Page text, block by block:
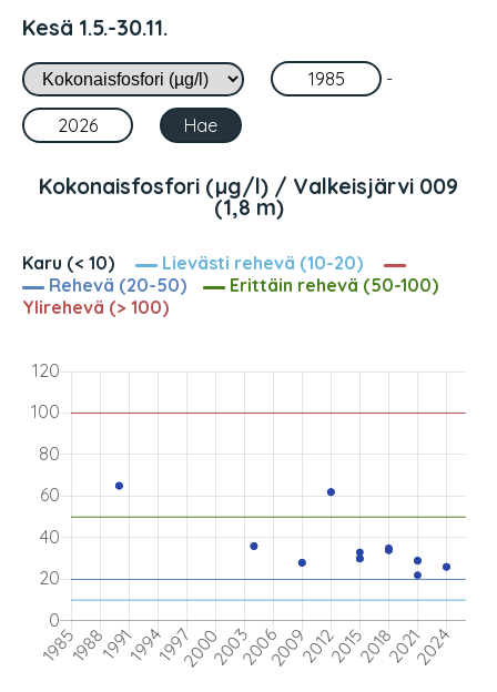
Kesä 1.5.-30.11.
-
Kokonaisfosfori (µg/l) / Valkeisjärvi 009
(1,8 m)
Karu (< 10)
Lievästi rehevä (10-20)
Rehevä (20-50)
Erittäin rehevä (50-100)
Ylirehevä (> 100)